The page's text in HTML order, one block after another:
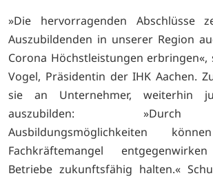
»Die hervorragenden Abschlüsse
Auszubildenden in unserer Region
Corona Höchstleistungen erbringen«,
Vogel, Präsidentin der IHK Aachen.
sie an Unternehmer, weiterhin
auszubilden: »Durch
Ausbildungsmöglichkeiten
Fachkräftemangel
Betriebe zukunftsfähig halten.«